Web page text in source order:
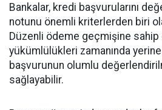
Bankalar, kredi başvurularını
notunu önemli kriterlerden biri
Düzenli ödeme geçmişine sahip
yükümlülükleri zamanında
başvurunun olumlu
sağlayabilir.